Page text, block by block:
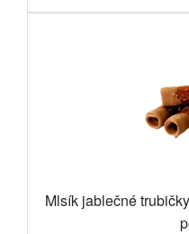
Mlsík jablečné